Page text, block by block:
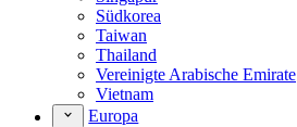
Südkorea
Taiwan
Thailand
Vereinigte Arabische Emirate
Vietnam
Europa